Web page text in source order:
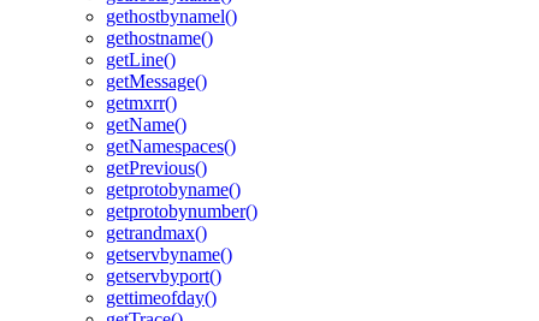
gethostbynamel()
gethostname()
getLine()
getMessage()
getmxrr()
getName()
getNamespaces()
getPrevious()
getprotobyname()
getprotobynumber()
getrandmax()
getservbyname()
getservbyport()
gettimeofday()